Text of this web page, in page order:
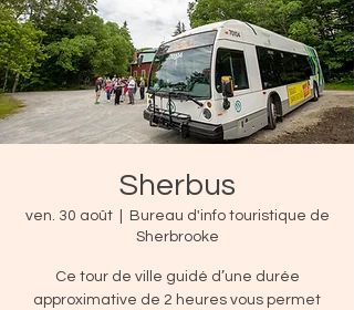
Sherbus
ven. 30 août
  |
Bureau d'info touristique de
Sherbrooke
Ce tour de ville guidé d’une durée
approximative de 2 heures vous permet